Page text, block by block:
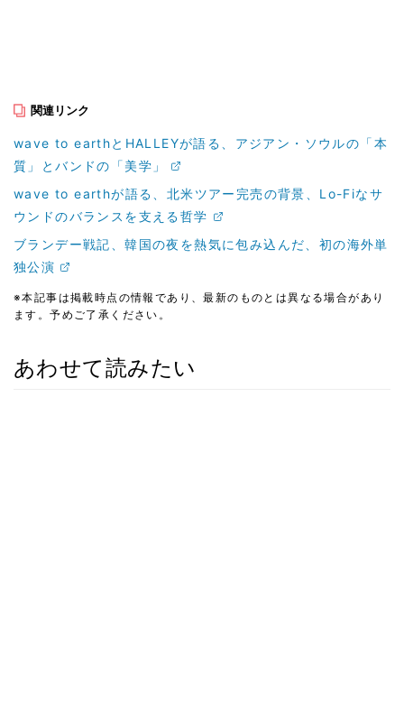
関連リンク
wave to earthとHALLEYが語る、アジアン・ソウルの「本
質」とバンドの「美学」
wave to earthが語る、北米ツアー完売の背景、Lo-Fiなサ
ウンドのバランスを支える哲学
ブランデー戦記、韓国の夜を熱気に包み込んだ、初の海外単
独公演
※本記事は掲載時点の情報であり、最新のものとは異なる場合があり
ます。予めご了承ください。
あわせて読みたい